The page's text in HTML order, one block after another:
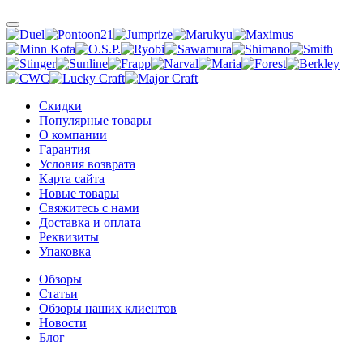
Скидки
Популярные товары
О компании
Гарантия
Условия возврата
Карта сайта
Новые товары
Свяжитесь с нами
Доставка и оплата
Реквизиты
Упаковка
Обзоры
Статьи
Обзоры наших клиентов
Новости
Блог